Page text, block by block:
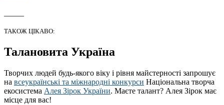
ТАКОЖ ЦІКАВО:
Талановита Україна
Творчих людей будь-якого віку і рівня майстерності запрошує
на всеукраїнські та міжнародні конкурси Національна творча
екосистема Алея Зірок України. Маєте талант? Алея Зірок має
місце для вас!